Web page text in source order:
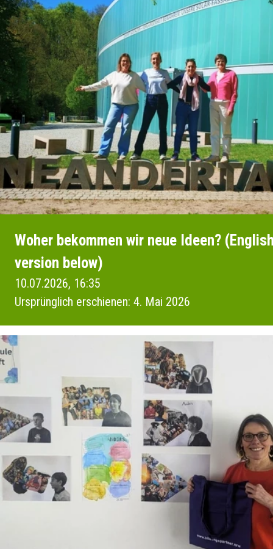
Woher bekommen wir neue Ideen?
version below)
10.07.2026, 16:35
Ursprünglich erschienen: 4. Mai 2026